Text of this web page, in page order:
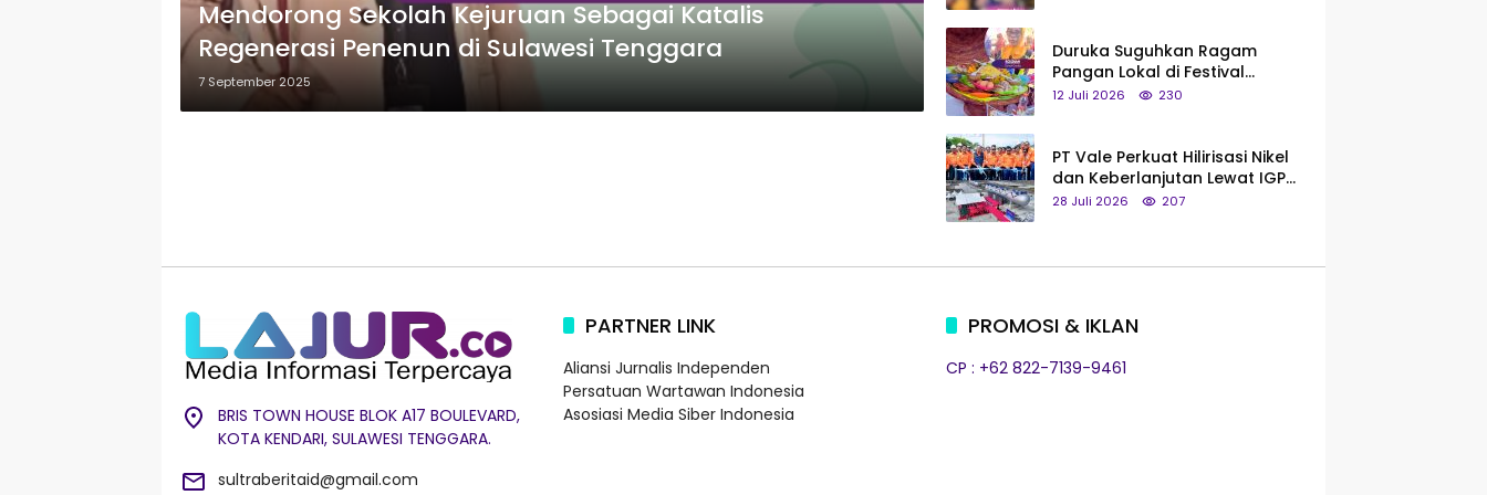
Mendorong Sekolah Kejuruan Sebagai Katalis
Regenerasi Penenun di Sulawesi Tenggara
7 September 2025
Duruka Suguhkan Ragam
Pangan Lokal di Festival
Liangkobhori, Dari Umbi Rebus
12 Juli 2026 230
PT Vale Perkuat Hilirisasi Nikel
dan Keberlanjutan Lewat IGP
Morowali
28 Juli 2026 207
BRIS TOWN HOUSE BLOK A17 BOULEVARD,
KOTA KENDARI, SULAWESI TENGGARA.
sultraberitaid@gmail.com
PARTNER LINK
Aliansi Jurnalis Independen
Persatuan Wartawan Indonesia
Asosiasi Media Siber Indonesia
PROMOSI & IKLAN
CP : +62 822-7139-9461